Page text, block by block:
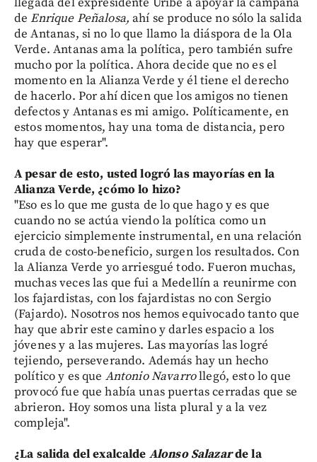
de Enrique Peñalosa, ahí se produce no sólo la salida
de Antanas, si no lo que llamo la diáspora de la Ola
Verde. Antanas ama la política, pero también sufre
mucho por la política. Ahora decide que no es el
momento en la Alianza Verde y él tiene el derecho
de hacerlo. Por ahí dicen que los amigos no tienen
defectos y Antanas es mi amigo. Políticamente, en
estos momentos, hay una toma de distancia, pero
hay que esperar".
A pesar de esto, usted logró las mayorías en la
Alianza Verde, ¿cómo lo hizo?
"Eso es lo que me gusta de lo que hago y es que
cuando no se actúa viendo la política como un
ejercicio simplemente instrumental, en una relación
cruda de costo-beneficio, surgen los resultados. Con
la Alianza Verde yo arriesgué todo. Fueron muchas,
muchas veces las que fui a Medellín a reunirme con
los fajardistas, con los fajardistas no con Sergio
(Fajardo). Nosotros nos hemos equivocado tanto que
hay que abrir este camino y darles espacio a los
jóvenes y a las mujeres. Las mayorías las logré
tejiendo, perseverando. Además hay un hecho
político y es que Antonio Navarrollegó, esto lo que
provocó fue que había unas puertas cerradas que se
abrieron. Hoy somos una lista plural y a la vez
compleja".
¿La salida del exalcalde Alonso Salazarde la